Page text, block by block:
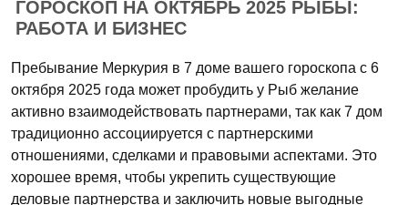
ГОРОСКОП НА ОКТЯБРЬ 2025 РЫБЫ:
РАБОТА И БИЗНЕС
Пребывание Меркурия в 7 доме вашего гороскопа с 6
октября 2025 года может пробудить у Рыб желание
активно взаимодействовать партнерами, так как 7 дом
традиционно ассоциируется с партнерскими
отношениями, сделками и правовыми аспектами. Это
хорошее время, чтобы укрепить существующие
деловые партнерства и заключить новые выгодные